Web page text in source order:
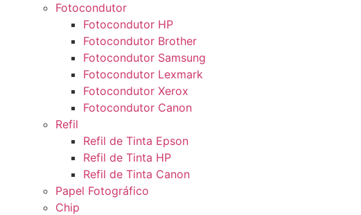
Fotocondutor
Fotocondutor HP
Fotocondutor Brother
Fotocondutor Samsung
Fotocondutor Lexmark
Fotocondutor Xerox
Fotocondutor Canon
Refil
Refil de Tinta Epson
Refil de Tinta HP
Refil de Tinta Canon
Papel Fotográfico
Chip